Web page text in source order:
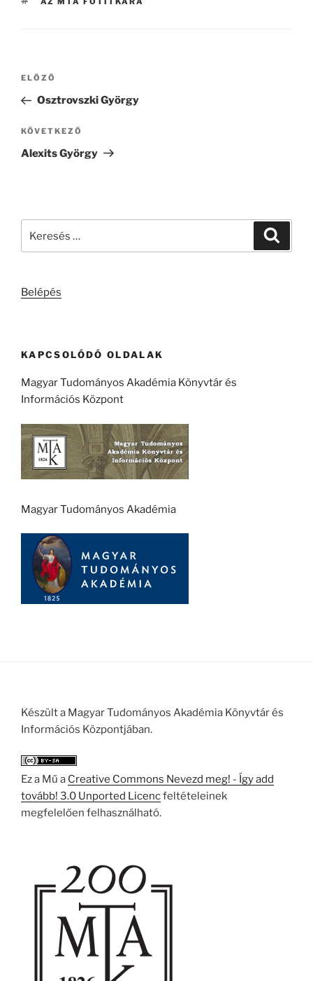
Bejegyzés
Korábbi
bejegyzés
ELŐZŐ
Osztrovszki György
Következő
bejegyzés
KÖVETKEZŐ
Alexits György
Belépés
KAPCSOLÓDÓ OLDALAK
Magyar Tudományos Akadémia Könyvtár és
Információs Központ
Magyar Tudományos Akadémia
Készült a Magyar Tudományos Akadémia Könyvtár és
Információs Központjában.
Ez a Mű a Creative Commons Nevezd meg! - Így add
tovább! 3.0 Unported Licencfeltételeinek
megfelelően felhasználható.